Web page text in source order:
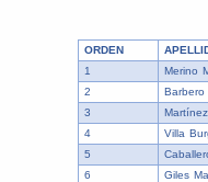
ORDEN
1
Merino
2
Barbero
3
4
Villa
5
6
Giles